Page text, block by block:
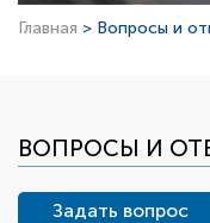
Главная > Вопросы и
ВОПРОСЫ И
Задать вопрос